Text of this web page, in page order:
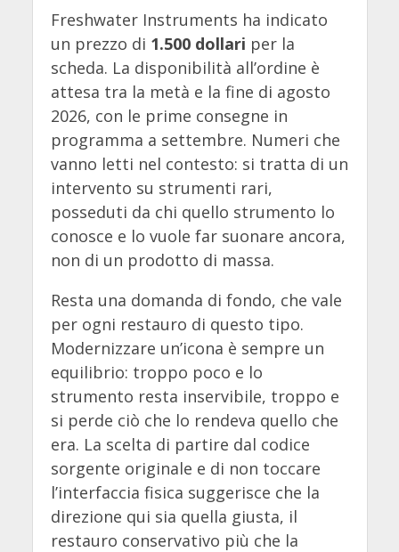
Freshwater Instruments ha indicato
un prezzo di 1.500 dollari per la
scheda. La disponibilità all’ordine è
attesa tra la metà e la fine di agosto
2026, con le prime consegne in
programma a settembre. Numeri che
vanno letti nel contesto: si tratta di un
intervento su strumenti rari,
posseduti da chi quello strumento lo
conosce e lo vuole far suonare ancora,
non di un prodotto di massa.
Resta una domanda di fondo, che vale
per ogni restauro di questo tipo.
Modernizzare un’icona è sempre un
equilibrio: troppo poco e lo
strumento resta inservibile, troppo e
si perde ciò che lo rendeva quello che
era. La scelta di partire dal codice
sorgente originale e di non toccare
l’interfaccia fisica suggerisce che la
direzione qui sia quella giusta, il
restauro conservativo più che la